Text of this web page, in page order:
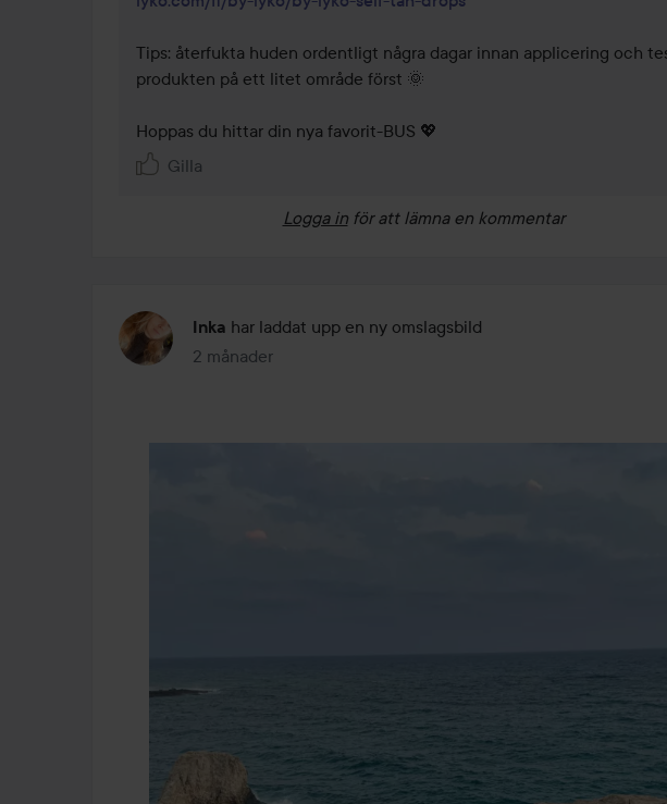
Tips: återfukta huden ordentligt några dagar innan applicering och
produkten på ett litet område först 🌞
Hoppas du hittar din nya favorit-BUS 💖
Gilla
Logga in för att lämna en kommentar
Inka har laddat upp en ny omslagsbild
2 månader
Inlägget skapades 2 månader